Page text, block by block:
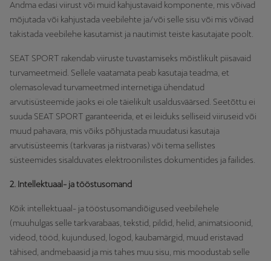
Andma edasi viirust või muid kahjustavaid komponente, mis võivad
mõjutada või kahjustada veebilehte ja/või selle sisu või mis võivad
takistada veebilehe kasutamist ja nautimist teiste kasutajate poolt.
SEAT SPORT rakendab viiruste tuvastamiseks mõistlikult piisavaid
turvameetmeid. Sellele vaatamata peab kasutaja teadma, et
olemasolevad turvameetmed internetiga ühendatud
arvutisüsteemide jaoks ei ole täielikult usaldusväärsed. Seetõttu ei
suuda SEAT SPORT garanteerida, et ei leiduks selliseid viiruseid või
muud pahavara, mis võiks põhjustada muudatusi kasutaja
arvutisüsteemis (tarkvaras ja riistvaras) või tema sellistes
süsteemides sisalduvates elektroonilistes dokumentides ja failides.
2. Intellektuaal- ja tööstusomand
Kõik intellektuaal- ja tööstusomandiõigused veebilehele
(muuhulgas selle tarkvarabaas, tekstid, pildid, helid, animatsioonid,
videod, tööd, kujundused, logod, kaubamärgid, muud eristavad
tähised, andmebaasid ja mis tahes muu sisu, mis moodustab selle